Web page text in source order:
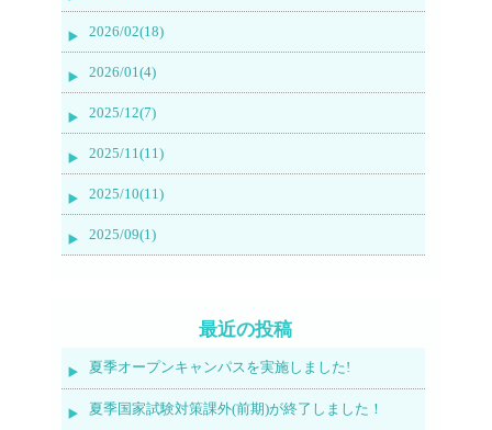
2026/02(18)
2026/01(4)
2025/12(7)
2025/11(11)
2025/10(11)
2025/09(1)
最近の投稿
夏季オープンキャンパスを実施しました!
夏季国家試験対策課外(前期)が終了しました！